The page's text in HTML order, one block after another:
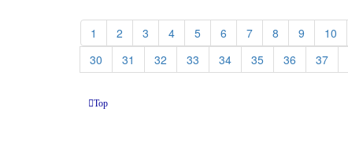
1 2 3 4 5 6 7 8 9 10
30
31 32 33 34 35 36 37
Top